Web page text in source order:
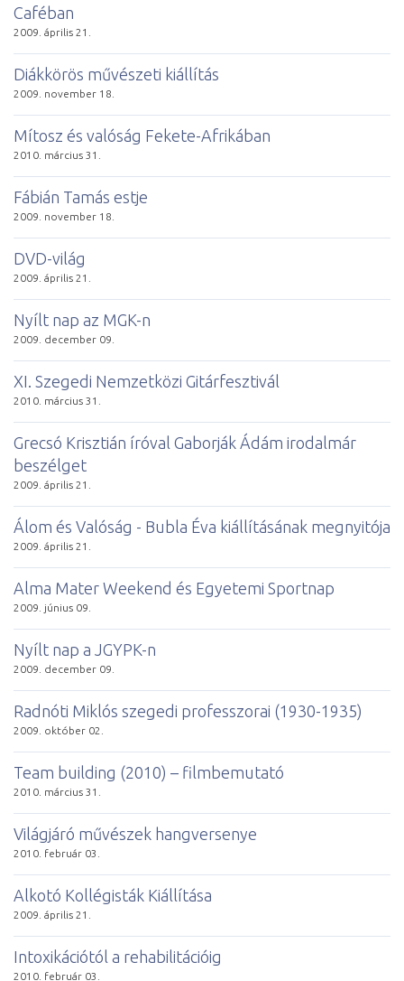
Caféban
2009. április 21.
Diákkörös művészeti kiállítás
2009. november 18.
Mítosz és valóság Fekete-Afrikában
2010. március 31.
Fábián Tamás estje
2009. november 18.
DVD-világ
2009. április 21.
Nyílt nap az MGK-n
2009. december 09.
XI. Szegedi Nemzetközi Gitárfesztivál
2010. március 31.
Grecsó Krisztián íróval Gaborják Ádám irodalmár
beszélget
2009. április 21.
Álom és Valóság - Bubla Éva kiállításának megnyitója
2009. április 21.
Alma Mater Weekend és Egyetemi Sportnap
2009. június 09.
Nyílt nap a JGYPK-n
2009. december 09.
Radnóti Miklós szegedi professzorai (1930-1935)
2009. október 02.
Team building (2010) – filmbemutató
2010. március 31.
Világjáró művészek hangversenye
2010. február 03.
Alkotó Kollégisták Kiállítása
2009. április 21.
Intoxikációtól a rehabilitációig
2010. február 03.